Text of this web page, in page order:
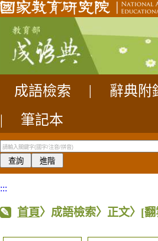
成語檢索 辭典附
|
筆記本
:::
首頁〉成語檢索〉正文〉 [翻